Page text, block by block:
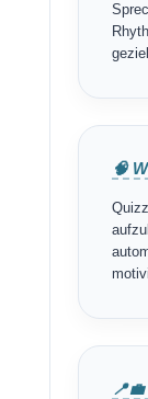
🧠